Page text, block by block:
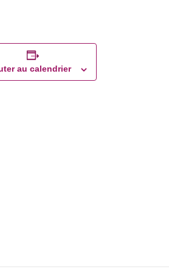
au calendrier